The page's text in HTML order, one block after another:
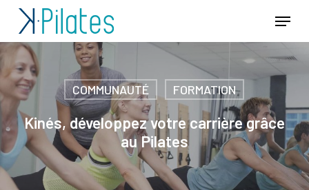
Passer
contenu
principal
Menu
COMMUNAUTÉ FORMATION
Kinés, développez votre carrière grâce
au Pilates